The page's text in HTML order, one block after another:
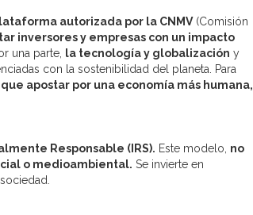
autorizada por la CNMV(Comisión
inversores y empresas con un impacto
una parte, la tecnología y globalización y
con la sostenibilidad del planeta. Para
apostar por una economía más humana,
Responsable (IRS). Este modelo, no
o medioambiental. Se invierte en